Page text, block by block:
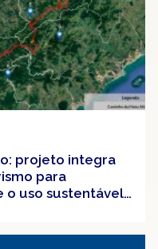
projeto integra
para
o uso sustentável